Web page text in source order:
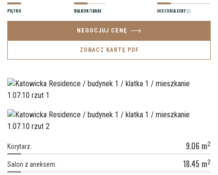
PIĘTRO BALKON/TARAS HISTORIA CENY
NEGOCJUJ CENĘ
ZOBACZ KARTĘ PDF
Korytarz: 9.06 m2
Salon z aneksem: 18.45 m2